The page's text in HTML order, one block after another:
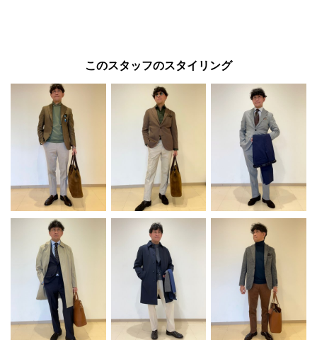
このスタッフのスタイリング